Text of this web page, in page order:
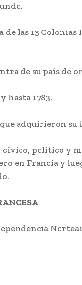
de las 13 Colonias
de su país de
hasta 1783.
adquirieron su
cívico, político y
en Francia y